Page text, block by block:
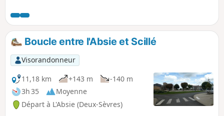
voie ferrée Parthenay-Bressuire, réaménagée en
promenade. On peut y voir l'ancienne gare de Clessé avec
ses bâtiments de style ferroviaire typique.
Boucle entre l'Absie et Scillé
Visorandonneur
11,18 km
+143 m
-140 m
3h 35
Moyenne
Départ à L'Absie (Deux-Sèvres)